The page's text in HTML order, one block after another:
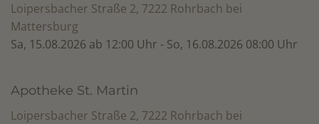
Loipersbacher Straße 2, 7222 Rohrbach bei
Mattersburg
Sa, 15.08.2026 ab 12:00 Uhr - So, 16.08.2026 08:00 Uhr
Apotheke St. Martin
Loipersbacher Straße 2, 7222 Rohrbach bei